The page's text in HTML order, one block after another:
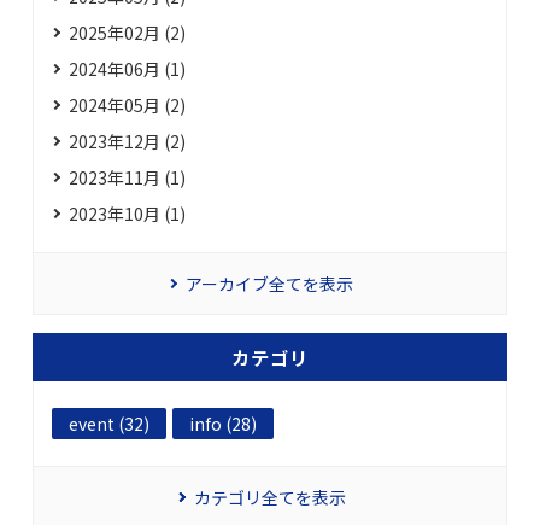
2025年02月 (2)
2024年06月 (1)
2024年05月 (2)
2023年12月 (2)
2023年11月 (1)
2023年10月 (1)
アーカイブ全てを表示
カテゴリ
event (32) info (28)
カテゴリ全てを表示